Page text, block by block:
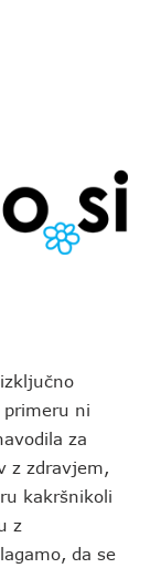
ni
za
z zdravjem,
kakršnikoli
z
da se